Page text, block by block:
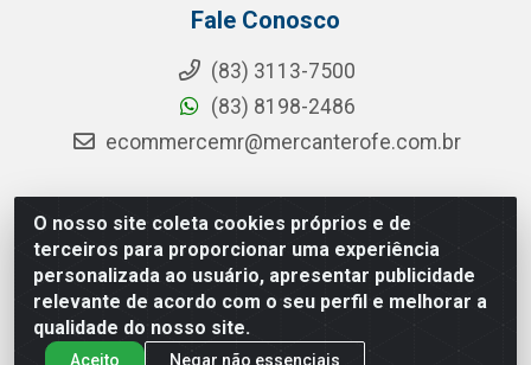
O nosso site coleta cookies próprios e de
terceiros para proporcionar uma experiência
personalizada ao usuário, apresentar publicidade
relevante de acordo com o seu perfil e melhorar a
qualidade do nosso site.
Aceito Negar não essenciais
Fale Conosco
(83) 3113-7500
(83) 8198-2486
ecommercemr@mercanterofe.com.br
MR Distribuidora - Rua Hortêncio Ribeiro de Luna, 3777 -
Distrito Industrial, João Pessoa/PB - CEP 58081-400 -
CNPJ 35.428.312/0001-85